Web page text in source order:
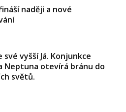
naději a nové
vyšší Já. Konjunkce
Neptuna otevírá bránu do
světů.